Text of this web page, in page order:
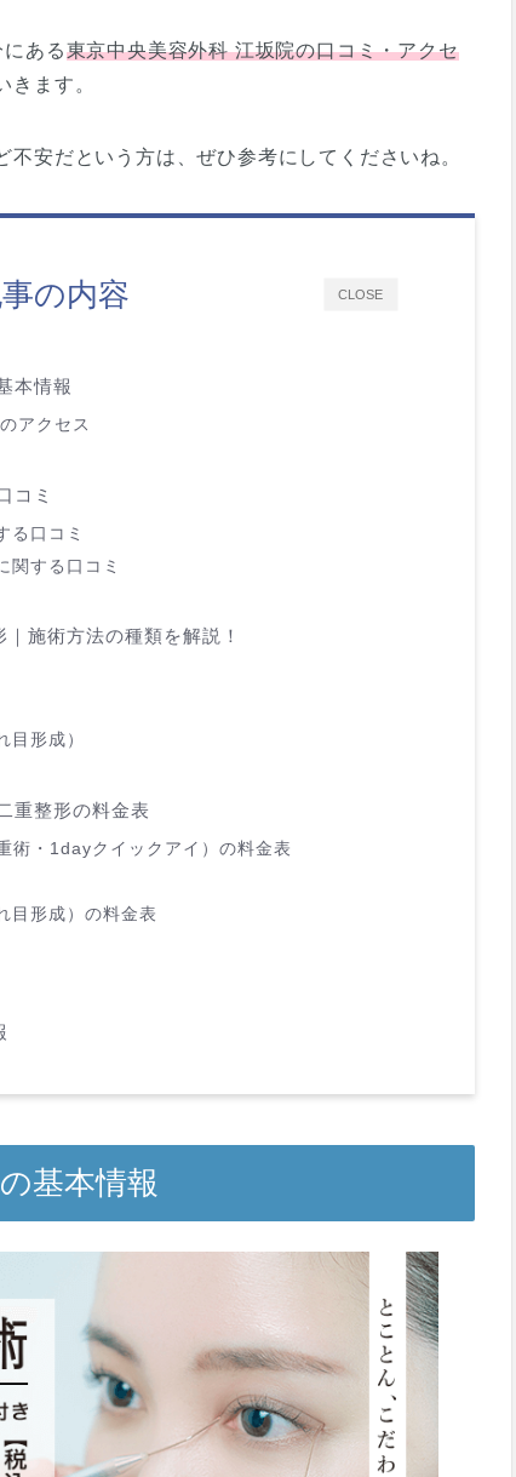
ある東京中央美容外科 江坂院の口コミ・アクセ
きます。
安だという方は、ぜひ参考にしてくださいね。
CLOSE
の内容
本情報
アクセス
コミ
る口コミ
関する口コミ
施術方法の種類を解説！
目形成）
重整形の料金表
術・1dayクイックアイ）の料金表
目形成）の料金表
基本情報